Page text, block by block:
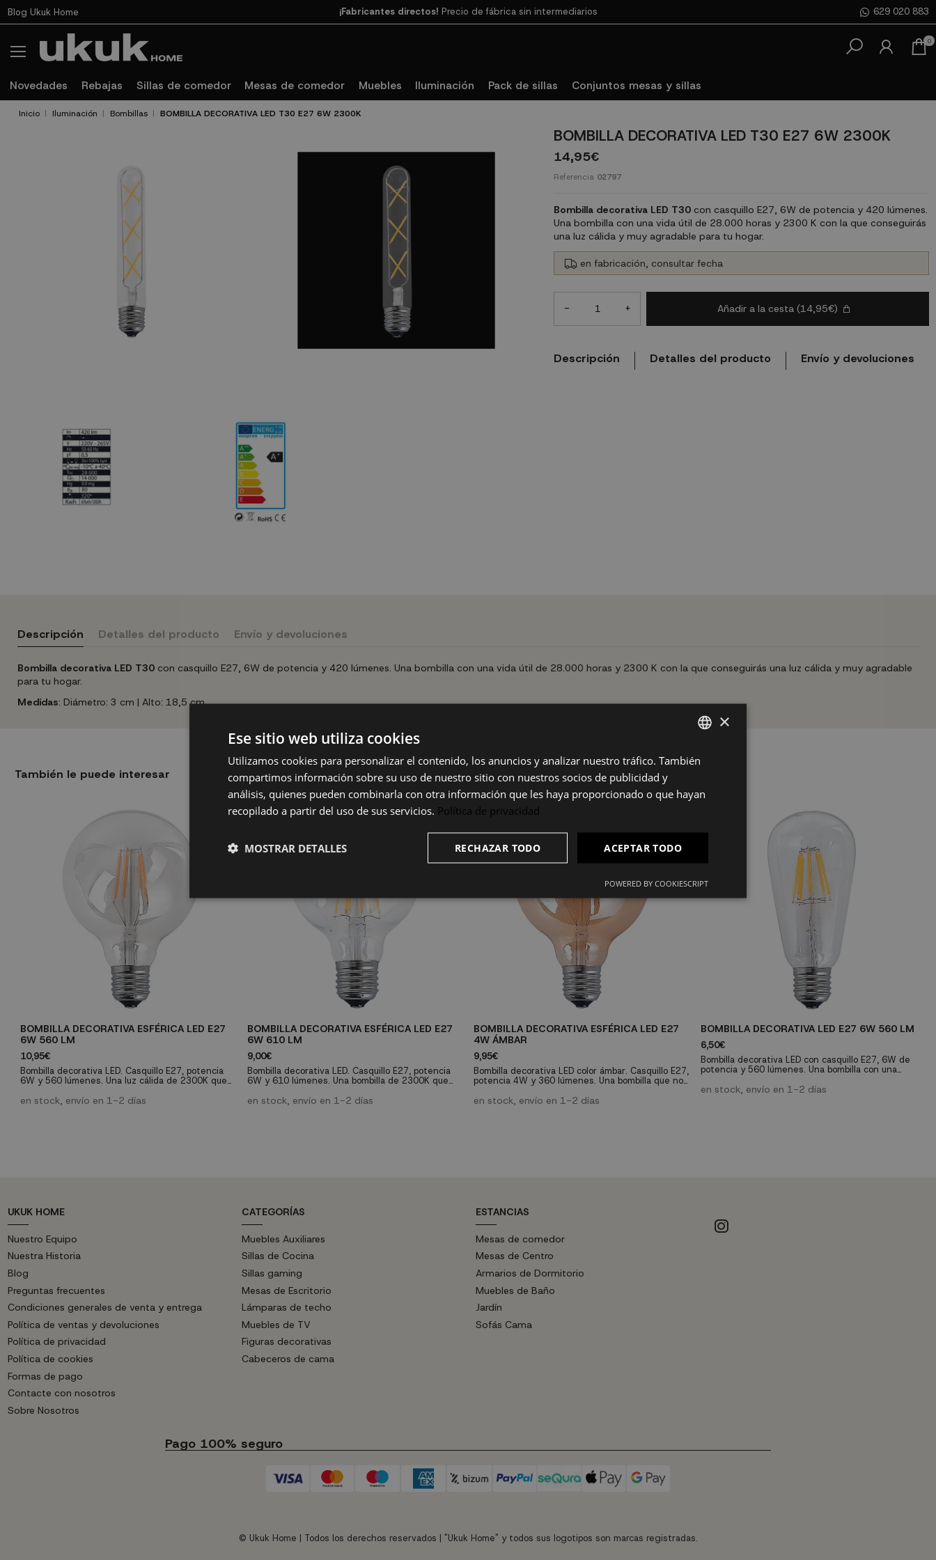
Blog Ukuk Home Paga en 3cuotas SIN INTERESES con SeQura 629 020 883
0
Novedades Rebajas Sillas de comedor Mesas de comedor Muebles Iluminación Pack de sillas Conjuntos mesas y sillas
Inicio Iluminación Bombillas BOMBILLA DECORATIVA LED T30 E27 6W 2300K
BOMBILLA DECORATIVA LED T30 E27 6W 2300K
14,95€
Referencia 02797
Bombilla decorativa LED T30con casquillo E27, 6W de potencia y 420 lúmenes.
Una bombilla con una vida útil de 28.000 horas y 2300 K con la que conseguirás
una luz cálida y muy agradable para tu hogar.
en fabricación, consultar fecha
- + Añadir a la cesta (14,95€)
Descripción Detalles del producto Envío y devoluciones
Descripción Detalles del producto Envío y devoluciones
Bombilla decorativa LED T30con casquillo E27, 6W de potencia y 420 lúmenes. Una bombilla con una vida útil de 28.000 horas y 2300 K con la que conseguirás una luz cálida y muy agradable
para tu hogar.
Medidas: Diámetro: 3 cm | Alto: 18,5 cm
También le puede interesar
BOMBILLA DECORATIVA ESFÉRICA LED E27
6W 560 LM
10,95€
Bombilla decorativa LED. Casquillo E27, potencia
6W y 560 lúmenes. Una luz cálida de 2300K que
con una vida útil de 28.000 horas.
en stock, envío en 1-2 días
BOMBILLA DECORATIVA ESFÉRICA LED E27
6W 610 LM
9,00€
Bombilla decorativa LED. Casquillo E27, potencia
6W y 610 lúmenes. Una bombilla de 2300K que
28.000 horas.
en stock, envío en 1-2 días
BOMBILLA DECORATIVA ESFÉRICA LED E27
4W ÁMBAR
9,95€
Bombilla decorativa LED color ámbar. Casquillo E27,
potencia 4W y 360 lúmenes. Una bombilla que nos
la bombilla: 28.000 horas.
en stock, envío en 1-2 días
BOMBILLA DECORATIVA LED E27 6W 560 LM
6,50€
Bombilla decorativa LED con casquillo E27, 6W de
potencia y 560 lúmenes. Una bombilla con una
cálida de 2300K.
en stock, envío en 1-2 días
UKUK HOME
Nuestro Equipo
Nuestra Historia
Blog
Preguntas frecuentes
Condiciones generales de venta y entrega
Política de ventas y devoluciones
Política de privacidad
Política de cookies
Formas de pago
Contacte con nosotros
Sobre Nosotros
CATEGORÍAS
Muebles Auxiliares
Sillas de Cocina
Sillas gaming
Mesas de Escritorio
Lámparas de techo
Muebles de TV
Figuras decorativas
Cabeceros de cama
ESTANCIAS
Mesas de comedor
Mesas de Centro
Armarios de Dormitorio
Muebles de Baño
Jardín
Sofás Cama
Pago 100% seguro
© Ukuk Home | Todos los derechos reservados | "Ukuk Home" y todos sus logotipos son marcas registradas.
SPANISH
×
Ese sitio web utiliza cookies
Utilizamos cookies para personalizar el contenido, los anuncios y analizar nuestro tráfico. También
compartimos información sobre su uso de nuestro sitio con nuestros socios de publicidad y
análisis, quienes pueden combinarla con otra información que les haya proporcionado o que hayan
recopilado a partir del uso de sus servicios. Política de privacidad
ACEPTAR TODO
RECHAZAR TODO
MOSTRAR DETALLES
POWERED BY COOKIESCRIPT